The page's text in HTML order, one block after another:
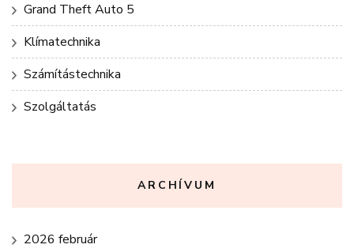
Grand Theft Auto 5
Klímatechnika
Számítástechnika
Szolgáltatás
ARCHÍVUM
2026 február